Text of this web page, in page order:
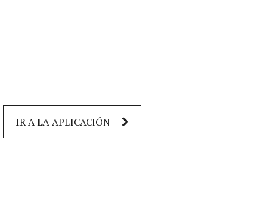
IR A LA APLICACIÓN